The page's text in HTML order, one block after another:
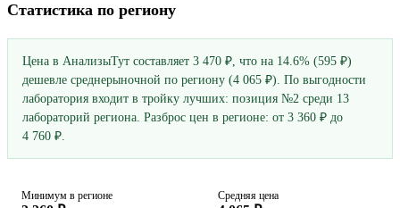
Статистика по региону
Цена в АнализыТут составляет 3 470 ₽, что на 14.6% (595 ₽)
дешевле среднерыночной по региону (4 065 ₽). По выгодности
лаборатория входит в тройку лучших: позиция №2 среди 13
лабораторий региона. Разброс цен в регионе: от 3 360 ₽ до
4 760 ₽.
Минимум в регионе Средняя цена